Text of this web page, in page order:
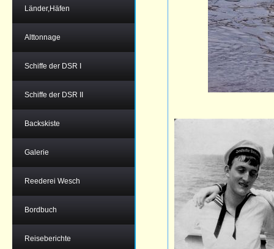
Länder,Häfen
Alttonnage
Schiffe der DSR I
Schiffe der DSR II
Backskiste
Galerie
Reederei Wesch
Bordbuch
Reiseberichte